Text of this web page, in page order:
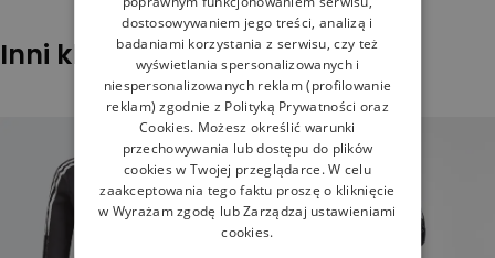
Inni klienci sprawdzali również
dostosowywaniem jego treści, analizą i
badaniami korzystania z serwisu, czy też
wyświetlania spersonalizowanych i
niespersonalizowanych reklam (profilowanie
reklam) zgodnie z Polityką Prywatności oraz
Cookies. Możesz określić warunki
przechowywania lub dostępu do plików
cookies w Twojej przeglądarce. W celu
zaakceptowania tego faktu proszę o kliknięcie
w Wyrażam zgodę lub Zarządzaj ustawieniami
cookies.